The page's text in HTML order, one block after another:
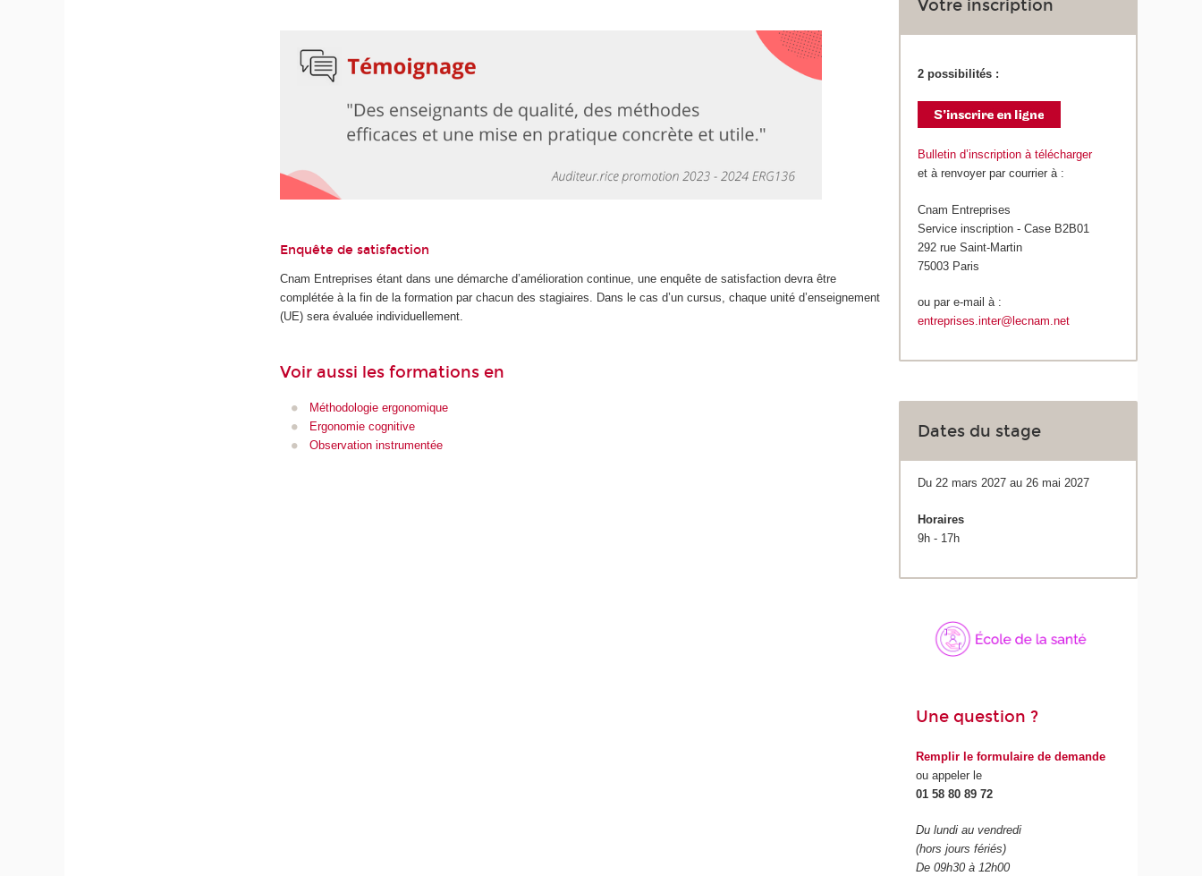
Enquête de satisfaction
Cnam Entreprises étant dans une démarche d’amélioration continue, une enquête de satisfaction devra être
complétée à la fin de la formation par chacun des stagiaires. Dans le cas d’un cursus, chaque unité d’enseignement
(UE) sera évaluée individuellement.
Voir aussi les formations en
Méthodologie ergonomique
Ergonomie cognitive
Observation instrumentée
Votre inscription
2 possibilités :
Bulletin d’inscription à télécharger
et à renvoyer par courrier à :
Cnam Entreprises
Service inscription - Case B2B01
292 rue Saint-Martin
75003 Paris
ou par e-mail à :
entreprises.inter@lecnam.net
Dates du stage
Du 22 mars 2027 au 26 mai 2027
Horaires
9h - 17h
Une question ?
Remplir le formulaire de demande
ou appeler le
01 58 80 89 72
Du lundi au vendredi
(hors jours fériés)
De 09h30 à 12h00